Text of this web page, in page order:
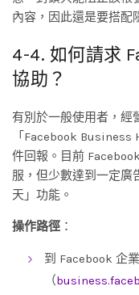
內容，因此還是要搭配
4-4. 如何請求
協助？
有別於一般使用者，經
「Facebook
件回報。目前
服，但少數達到一定廣
天」功能。
操作路徑 ：
到 Facebook 企
（